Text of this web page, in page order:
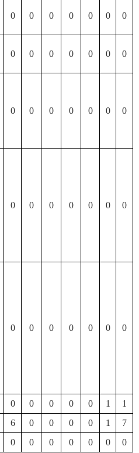
0 0 0 0 0 0 0
0 0 0 0 0 0 0
0 0 0 0 0 0 0
0 0 0 0 0 0 0
0 0 0 0 0 0 0
0 0 0 0 0 1
1
6 0 0 0 0 1
7
0 0 0 0 0 0
0